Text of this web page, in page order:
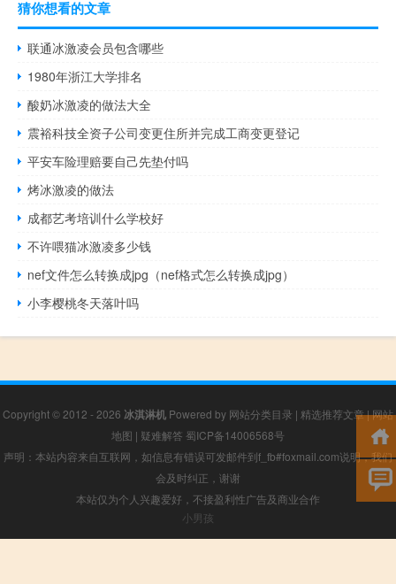
猜你想看的文章
联通冰激凌会员包含哪些
1980年浙江大学排名
酸奶冰激凌的做法大全
震裕科技全资子公司变更住所并完成工商变更登记
平安车险理赔要自己先垫付吗
烤冰激凌的做法
成都艺考培训什么学校好
不许喂猫冰激凌多少钱
nef文件怎么转换成jpg（nef格式怎么转换成jpg）
小李樱桃冬天落叶吗
Copyright © 2012 - 2026 冰淇淋机 Powered by 网站分类目录 | 精选推荐文章|网站
地图 | 疑难解答 蜀ICP备14006568号
声明：本站内容来自互联网，如信息有错误可发邮件到f_fb#foxmail.com说明，我们
会及时纠正，谢谢
本站仅为个人兴趣爱好，不接盈利性广告及商业合作
小男孩